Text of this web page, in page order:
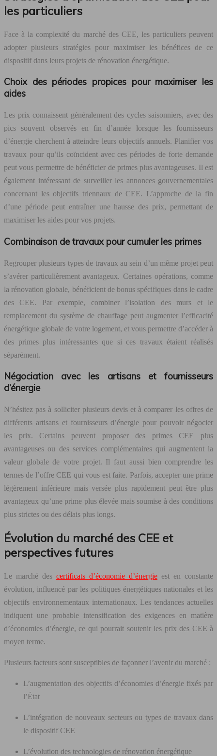
les particuliers
Face à la complexité du marché des CEE, les particuliers peuvent
adopter plusieurs stratégies pour maximiser les bénéfices de ce
dispositif dans leurs projets de rénovation énergétique.
Choix des périodes propices pour maximiser les
aides
Les prix connaissent généralement des cycles saisonniers, avec des
pics souvent observés en fin d’année lorsque les fournisseurs
d’énergie cherchent à atteindre leurs objectifs annuels. Planifier vos
travaux pour qu’ils coïncident avec ces périodes de forte demande
peut vous permettre de bénéficier de primes plus avantageuses. Il est
également intéressant de surveiller les annonces gouvernementales
concernant les objectifs triennaux de CEE. L’approche de la fin
d’une période peut entraîner une hausse des prix, permettant de
maximiser les aides pour vos projets.
Combinaison de travaux pour cumuler les primes
Regrouper plusieurs types de travaux au sein d’un même projet peut
s’avérer particulièrement avantageux. Certaines opérations, comme
la rénovation globale, bénéficient de bonus spécifiques dans le cadre
des CEE. Par exemple, combiner l’isolation des murs et le
remplacement du système de chauffage peut augmenter l’efficacité
énergétique globale de votre logement, et vous permettre d’accéder à
des primes plus intéressantes que si ces travaux étaient réalisés
séparément.
Négociation avec les artisans et fournisseurs
d’énergie
N’hésitez pas à solliciter plusieurs devis et à comparer les offres de
différents artisans et fournisseurs d’énergie pour pouvoir négocier
les prix. Certains peuvent proposer des primes CEE plus
avantageuses ou des services complémentaires qui augmentent la
valeur globale de votre projet. Il faut aussi bien comprendre les
termes de l’offre CEE qui vous est faite. Parfois, accepter une prime
légèrement inférieure mais versée plus rapidement peut être plus
avantageux qu’une prime plus élevée mais soumise à des conditions
plus strictes ou des délais plus longs.
Évolution du marché des CEE et
perspectives futures
Le marché des certificats d’économie d’énergie est en constante
évolution, influencé par les politiques énergétiques nationales et les
objectifs environnementaux internationaux. Les tendances actuelles
indiquent une probable intensification des exigences en matière
d’économies d’énergie, ce qui pourrait soutenir les prix des CEE à
moyen terme.
Plusieurs facteurs sont susceptibles de façonner l’avenir du marché :
L’augmentation des objectifs d’économies d’énergie fixés par
l’État
L’intégration de nouveaux secteurs ou types de travaux dans
le dispositif CEE
L’évolution des technologies de rénovation énergétique